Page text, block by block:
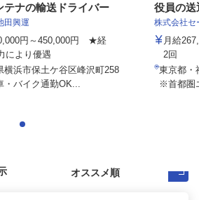
テナの輸送ドライバー
田興運
円～450,000円 ★経
により優遇
横浜市保土ケ谷区峰沢町258
バイク通勤OK...
役員の送
株式会社
月給
2回
東京都
※首都圏